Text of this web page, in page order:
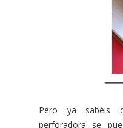
Pero ya sabéis
perforadora se